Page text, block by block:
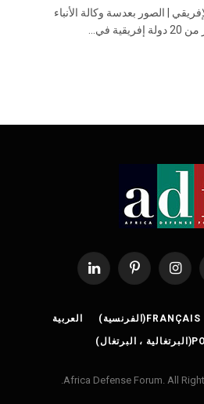
الانستغرامبينتيريستلينكدإن
FRANÇAIS
(الفرنسية) العربية
(البرتغالية ، البرتغال)